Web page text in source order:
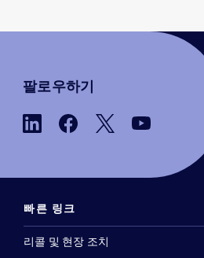
팔로우하기
빠른 링크
리콜 및 현장 조치